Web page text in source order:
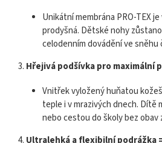
Unikátní membrána PRO-TEX
prodyšná. Dětské nohy
celodenním dovádění ve sněhu
3. Hřejivá podšívka pro maximální
Vnitřek vyložený huňatou
teple i v mrazivých dnech. Dítě
nebo cestou do školy bez
4. Ultralehká a flexibilní podrážka